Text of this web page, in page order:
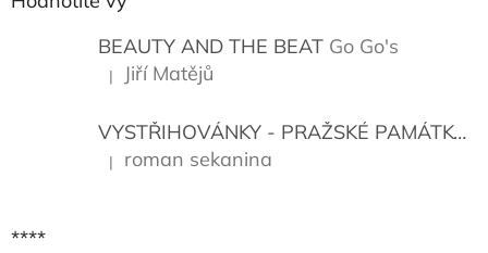
BEAUTY AND THE BEAT Go Go's
Hodnocení produktu je 5 z 5 hvězdiček.
| Jiří Matějů
VYSTŘIHOVÁNKY - PRAŽSKÉ PAMÁTKY
Hodnocení produktu je 5 z 5 hvězdiček.
| roman sekanina
****